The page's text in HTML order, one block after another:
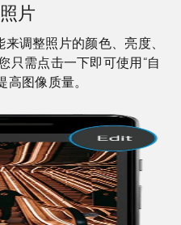
片
调整照片的颜色、亮度、
只需点击一下即可使用“自
高图像质量。